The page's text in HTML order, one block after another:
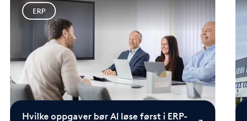
ERP
Hvilke oppgaver bør AI løse først i ERP-